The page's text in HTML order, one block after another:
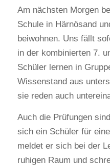
Am nächsten Morgen
Schule in Härnösand
beiwohnen. Uns fällt
in der kombinierten 7.
Schüler lernen in
Wissenstand aus
sie reden auch
Auch die Prüfungen
sich ein Schüler für
meldet er sich bei der
ruhigen Raum und